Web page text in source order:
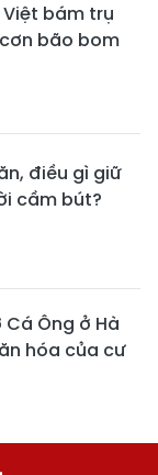
bám trụ
bão bom
điều gì giữ
cầm bút?
Ông ở Hà
hóa của cư